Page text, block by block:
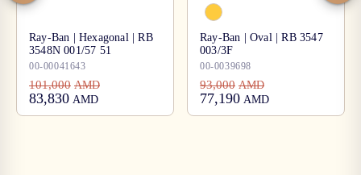
Ray-Ban | Hexagonal | RB
3548N 001/57 51
00-00041643
101,000 AMD
83,830 AMD
Ray-Ban | Oval | RB 3547
003/3F
00-0039698
93,000 AMD
77,190 AMD